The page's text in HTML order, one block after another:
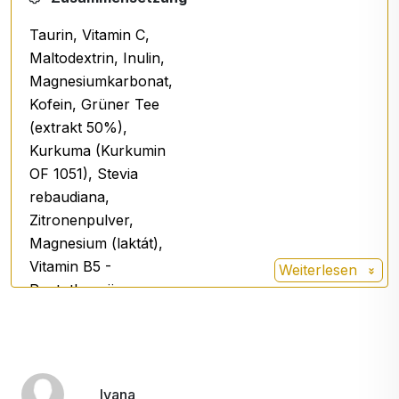
Geschmack.
Einfach zu verwenden
Empfohlene Dosierung:
einmal täglichin3 dcl Wasser
Vorteile
Zuckerfrei (gesüßt mit Stevia und Sucralose)
schnelle Zubereitung
geeignet für den Morgen, für die Arbeit, vor
der Aktivität oder an einem anstrengenden Tag
Taurin, Vitamin C,
Maltodextrin, Inulin,
Magnesiumkarbonat,
Kofein, Grüner Tee
(extrakt 50%),
Kurkuma (Kurkumin
OF 1051), Stevia
rebaudiana,
Zitronenpulver,
Magnesium (laktát),
Vitamin B5 -
Pantothensäure,
Taurin
Weiterlesen
Ivana